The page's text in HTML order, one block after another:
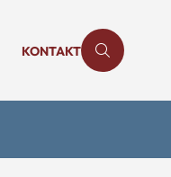
KONTAKT